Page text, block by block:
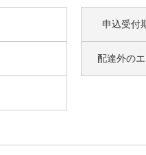
申込受付
配達外の